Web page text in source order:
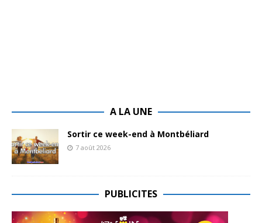
A LA UNE
Sortir ce week-end à Montbéliard
7 août 2026
PUBLICITES